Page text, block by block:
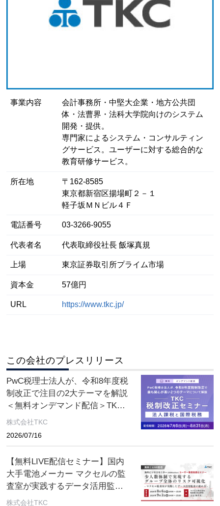
事業内容
会計事務所・中堅大企業・地方公共団
体・法曹界・法科大学院向けのシステム
開発・提供。
専門家によるシステム・コンサルティン
グサービス。ユーザーに対する総合的な
教育研修サービス。
所在地
〒162-8585
東京都新宿区揚場町２－１
軽子坂ＭＮビル４Ｆ
電話番号 03-3266-9055
代表者名 代表取締役社長 飯塚真規
上場 東京証券取引所プライム市場
資本金 57億円
URL https://www.tkc.jp/
この会社のプレスリリース
PwC税理士法人が、令和8年度税
制改正で注目の2大テーマを解説
＜無料オンデマンド配信＞TKC
税制改正セミナー 2026年8月31
株式会社TKC
2026/07/16
【無料LIVE配信セミナー】国内
大手電池メーカー マクセルの監
査室が実践するデータ活用監査
とは ～８月６日(木)、９月２日
株式会社TKC